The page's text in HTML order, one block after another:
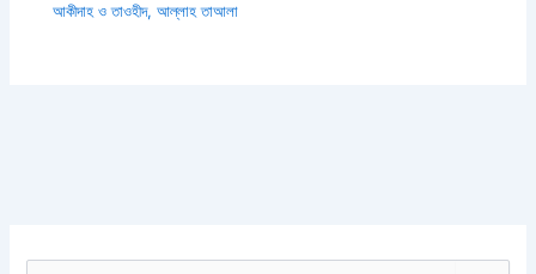
আকীদাহ ও তাওহীদ,আল্লাহ তাআলা